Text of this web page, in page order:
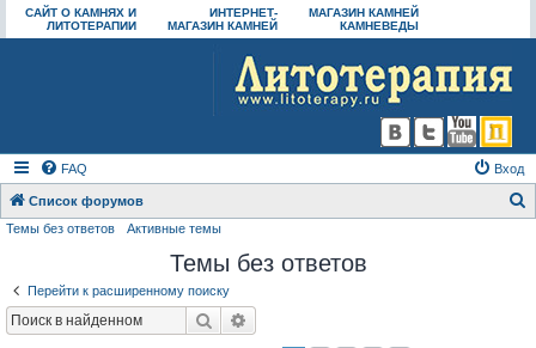
САЙТ О КАМНЯХ И
ЛИТОТЕРАПИИ
ИНТЕРНЕТ-
МАГАЗИН КАМНЕЙ
МАГАЗИН КАМНЕЙ
КАМНЕВЕДЫ
FAQ Вход
Список форумов
Темы без ответов Активные темы
Темы без ответов
Перейти к расширенному поиску
Поиск